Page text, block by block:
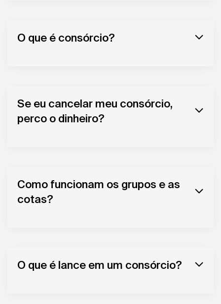
O que é consórcio?
Se eu cancelar meu consórcio,
perco o dinheiro?
Como funcionam os grupos e as
cotas?
O que é lance em um consórcio?